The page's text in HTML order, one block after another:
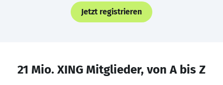
Jetzt registrieren
21 Mio. XING Mitglieder, von A bis Z